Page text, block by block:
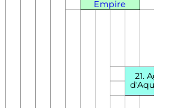
Empire
21. Agnès